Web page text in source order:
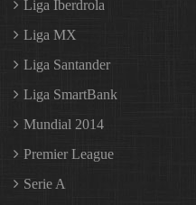
Liga Iberdrola
Liga MX
Liga Santander
Liga SmartBank
Mundial 2014
Premier League
Serie A